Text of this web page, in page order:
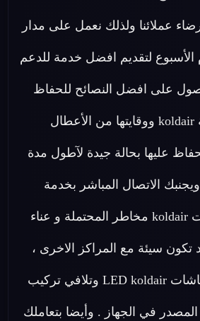
عملائنا ولذلك نعمل على مدار
الأسبوع لتقديم افضل خدمة للدعم
على افضل النصائح للحفاظ
على الشاشة ماركة koldair ووقايتها من الأعطال
عليها بحالة جيدة لآطول مدة
الاتصال المباشر بخدمة
عملاء اصلاح شاشات koldair مخاطر المحتملة و عناء
تكون سيئة مع المراكز الاخرى ،
وللمحافظة علي شاشات LED koldair وتلافي تركيب
في الجهاز . وأيضا بتعاملك